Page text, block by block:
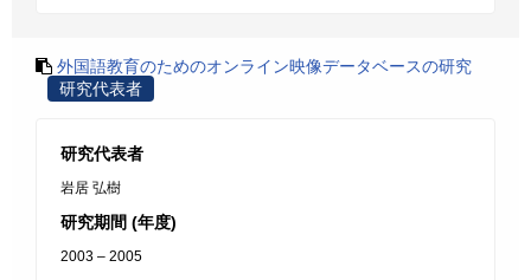
外国語教育のためのオンライン映像データベースの研究
研究代表者
研究代表者
岩居 弘樹
研究期間 (年度)
2003 – 2005